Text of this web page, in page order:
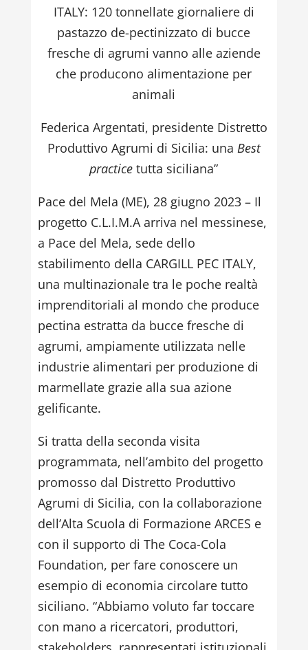
ITALY: 120 tonnellate giornaliere di
pastazzo de-pectinizzato di bucce
fresche di agrumi vanno alle aziende
che producono alimentazione per
animali
Federica Argentati, presidente Distretto
Produttivo Agrumi di Sicilia: una Best
practice tutta siciliana”
Pace del Mela (ME), 28 giugno 2023 – Il
progetto C.L.I.M.A arriva nel messinese,
a Pace del Mela, sede dello
stabilimento della CARGILL PEC ITALY,
una multinazionale tra le poche realtà
imprenditoriali al mondo che produce
pectina estratta da bucce fresche di
agrumi, ampiamente utilizzata nelle
industrie alimentari per produzione di
marmellate grazie alla sua azione
gelificante.
Si tratta della seconda visita
programmata, nell’ambito del progetto
promosso dal Distretto Produttivo
Agrumi di Sicilia, con la collaborazione
dell’Alta Scuola di Formazione ARCES e
con il supporto di The Coca-Cola
Foundation, per fare conoscere un
esempio di economia circolare tutto
siciliano. “Abbiamo voluto far toccare
con mano a ricercatori, produttori,